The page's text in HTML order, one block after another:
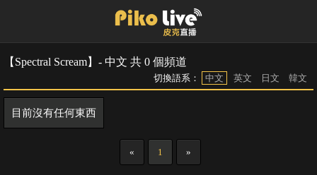
【Spectral Scream】- 中文 共 0 個頻道
切換語系： 中文 英文 日文 韓文
目前沒有任何東西
« 1 »